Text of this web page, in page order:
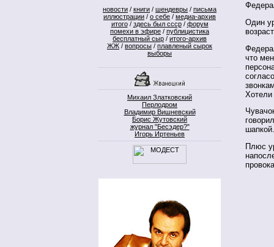
новости / книги / шендевры / письма
иллюстрации / о себе / медиа-архив
итого/ здесь был ссср/ форум
помехи в эфире / публицистика
бесплатный сыр / итого-архив
ЖЖ / вопросы / плавленый сырок
выборы
Михаил Златковский
Перлодром
Владимир Вишневский
Борис Жутовский
журнал "Бесэдер?"
Игорь Иртеньев
Один
что
Хотели
Плюс